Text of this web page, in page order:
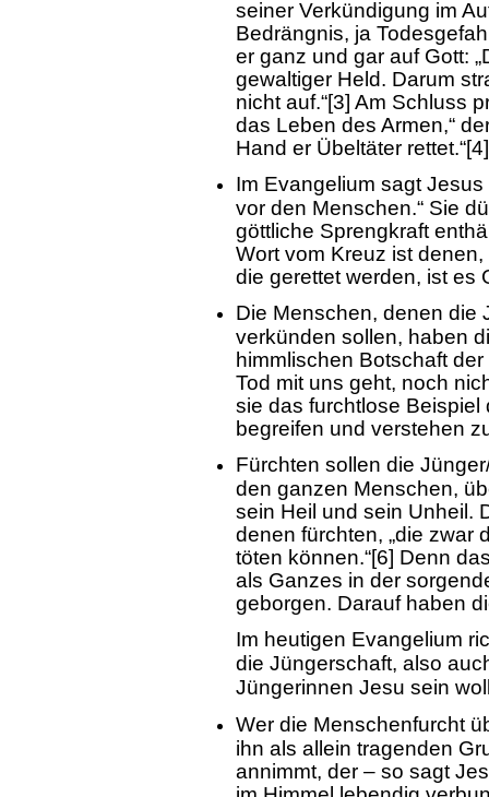
seiner Verkündigung im
Bedrängnis, ja
er ganz und gar auf Gott:
gewaltiger Held. Darum
nicht auf.“[3] Am Schluss
das Leben des Armen,“
Hand er Übeltäter rettet.“[4]
Im Evangelium sagt
vor den Menschen.“ Sie
göttliche Sprengkraft
Wort vom Kreuz ist
die gerettet werden, ist es
Die Menschen, denen die
verkünden sollen, haben
himmlischen Botschaft
Tod mit uns geht, noch
sie das furchtlose
begreifen und verstehen
Fürchten sollen die
den ganzen Menschen,
sein Heil und sein Unheil.
denen fürchten, „die zwar
töten können.“[6] Denn
als Ganzes in der
geborgen. Darauf haben
Im heutigen Evangelium
die Jüngerschaft, also
Jüngerinnen Jesu sein
Wer die Menschenfurcht
ihn als allein tragenden
annimmt, der – so sagt